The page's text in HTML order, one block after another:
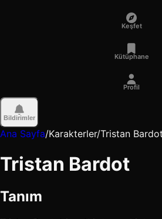
Keşfet
Kütüphane
Profil
Bildirimler
Ana Sayfa/Karakterler/Tristan Bardot
Tristan Bardot
Tanım